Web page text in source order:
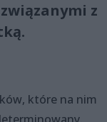
z
które na nim